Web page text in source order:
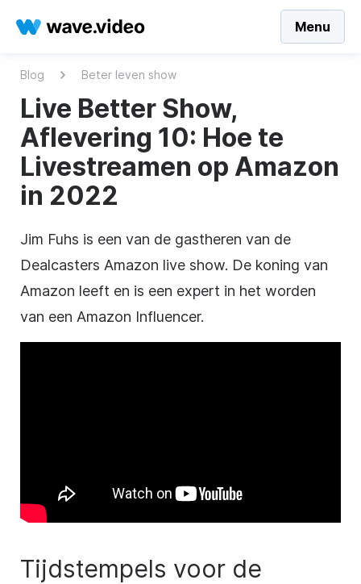
Menu
Blog Beter leven show
Live Better Show,
Aflevering 10: Hoe te
Livestreamen op Amazon
in 2022
Jim Fuhs is een van de gastheren van de
Dealcasters Amazon live show. De koning van
Amazon leeft en is een expert in het worden
van een Amazon Influencer.
Tijdstempels voor de